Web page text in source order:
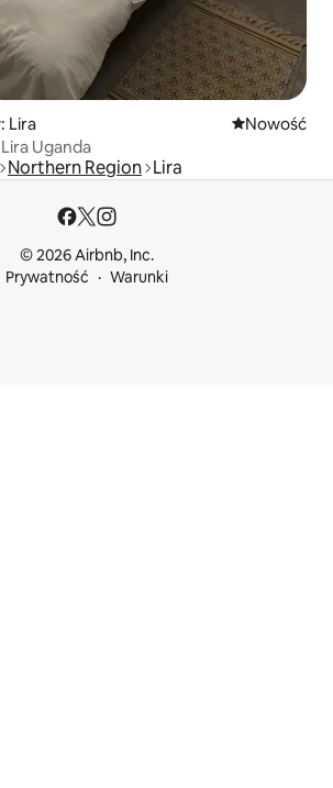
Lira Nowe
Nowość
Uganda
Northern Region Lira
© 2026 Airbnb, Inc.
Prywatność
Warunki